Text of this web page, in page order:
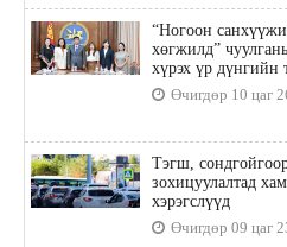
“Ногоон
хөгжилд”
хүрэх үр дүнгийн
Өчигдөр 10 цаг
Тэгш,
зохицуулалтад
хэрэгслүүд
Өчигдөр 09 цаг